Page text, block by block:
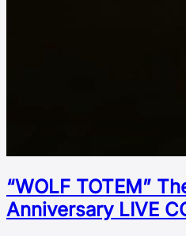
“WOLF TOTEM”
Аnniversary LIVE